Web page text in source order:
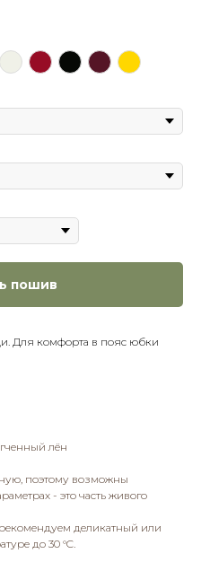
пошив
Для комфорта в пояс юбки
лён
поэтому возможны
- это часть живого
рекомендуем деликатный или
до 30 °C.